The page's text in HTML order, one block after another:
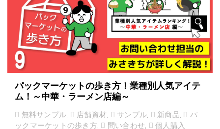
パックマーケットの歩き方！業種別人気アイテ
ム！～中華・ラーメン店編～
無料サンプル, 店舗資材, サンプル, 新商品,
パ
ックマーケットの歩き方, 問い合わせ,
個人購入